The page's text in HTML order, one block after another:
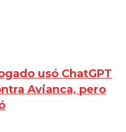
usó ChatGPT
Avianca, pero